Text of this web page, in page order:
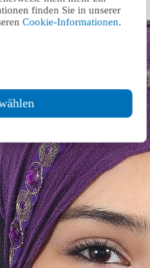
finden Sie in unserer
Cookie-Informationen.